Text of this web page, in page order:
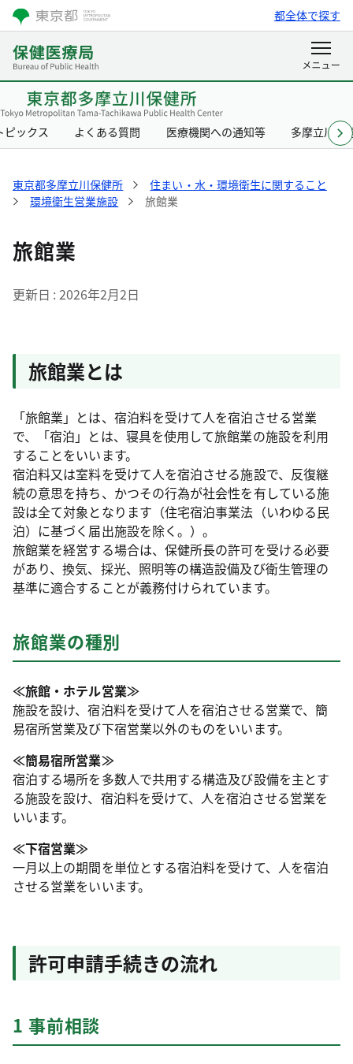
都全体で探す
ピックス よくある質問 医療機関への通知等 多摩立川保
東京都多摩立川保健所
住まい・水・環境衛生に関すること
環境衛生営業施設
旅館業
旅館業
更新日 2026年2月2日
旅館業とは
「旅館業」とは、宿泊料を受けて人を宿泊させる営業
で、「宿泊」とは、寝具を使用して旅館業の施設を利用
することをいいます。
宿泊料又は室料を受けて人を宿泊させる施設で、反復継
続の意思を持ち、かつその行為が社会性を有している施
設は全て対象となります（住宅宿泊事業法（いわゆる民
泊）に基づく届出施設を除く。）。
旅館業を経営する場合は、保健所長の許可を受ける必要
があり、換気、採光、照明等の構造設備及び衛生管理の
基準に適合することが義務付けられています。
旅館業の種別
≪旅館・ホテル営業≫
施設を設け、宿泊料を受けて人を宿泊させる営業で、簡
易宿所営業及び下宿営業以外のものをいいます。
≪簡易宿所営業≫
宿泊する場所を多数人で共用する構造及び設備を主とす
る施設を設け、宿泊料を受けて、人を宿泊させる営業を
いいます。
≪下宿営業≫
一月以上の期間を単位とする宿泊料を受けて、人を宿泊
させる営業をいいます。
許可申請手続きの流れ
1 事前相談